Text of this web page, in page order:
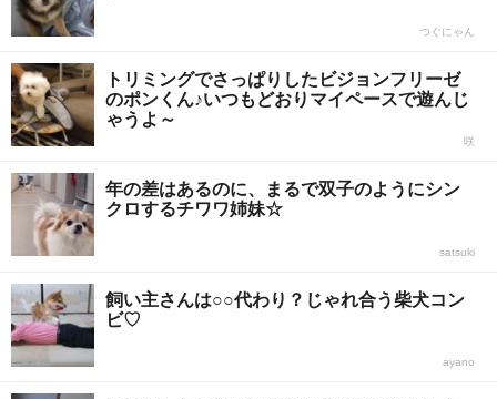
つぐにゃん
トリミングでさっぱりしたビジョンフリーゼ
のポンくん♪いつもどおりマイペースで遊んじ
ゃうよ～
咲
年の差はあるのに、まるで双子のようにシン
クロするチワワ姉妹☆
satsuki
飼い主さんは○○代わり？じゃれ合う柴犬コン
ビ♡
ayano